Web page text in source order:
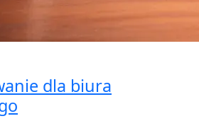
dla biura